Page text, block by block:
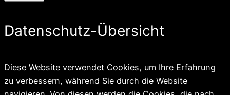
Datenschutz-Übersicht
Diese Website verwendet Cookies, um Ihre Erfahrung
zu verbessern, während Sie durch die Website